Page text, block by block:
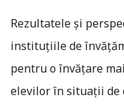
Rezultatele și
instituțiile de
pentru o învățare
elevilor în situații de